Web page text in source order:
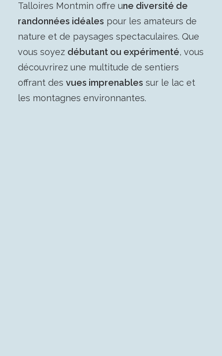
Talloires Montmin offre une diversité de
randonnées idéales pour les amateurs de
nature et de paysages spectaculaires. Que
vous soyez débutant ou expérimenté, vous
découvrirez une multitude de sentiers
offrant des vues imprenables sur le lac et
les montagnes environnantes.